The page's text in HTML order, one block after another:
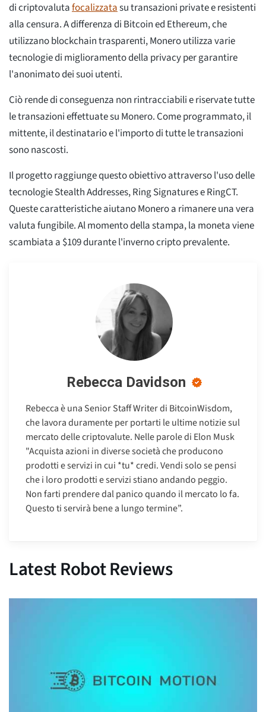
di criptovalutafocalizzatasu transazioni private e resistenti
alla censura. A differenza di Bitcoin ed Ethereum, che
utilizzano blockchain trasparenti, Monero utilizza varie
tecnologie di miglioramento della privacy per garantire
l'anonimato dei suoi utenti.
Ciò rende di conseguenza non rintracciabili e riservate tutte
le transazioni effettuate su Monero. Come programmato, il
mittente, il destinatario e l'importo di tutte le transazioni
sono nascosti.
Il progetto raggiunge questo obiettivo attraverso l'uso delle
tecnologie Stealth Addresses, Ring Signatures e RingCT.
Queste caratteristiche aiutano Monero a rimanere una vera
valuta fungibile. Al momento della stampa, la moneta viene
scambiata a $109 durante l'inverno cripto prevalente.
Rebecca Davidson
Rebecca è una Senior Staff Writer di BitcoinWisdom,
che lavora duramente per portarti le ultime notizie sul
mercato delle criptovalute. Nelle parole di Elon Musk
"Acquista azioni in diverse società che producono
prodotti e servizi in cui *tu* credi. Vendi solo se pensi
che i loro prodotti e servizi stiano andando peggio.
Non farti prendere dal panico quando il mercato lo fa.
Questo ti servirà bene a lungo termine”.
Latest Robot Reviews